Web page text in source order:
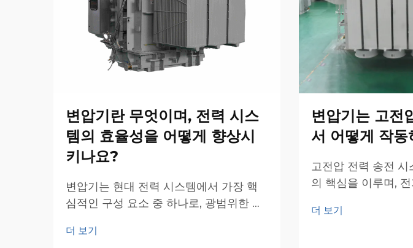
변압기란 무엇이며, 전력 시스
템의 효율성을 어떻게 향상시
키나요?
변압기는 현대 전력 시스템에서 가장 핵
심적인 구성 요소 중 하나로, 광범위한 네
의 효율성을 담보하는 기반이 됩니다. 이
더 보기
변압기는 고전
서 어떻게 작동
고전압 전력 송전
의 핵심을 이루며,
이러한 복잡한 네트
더 보기